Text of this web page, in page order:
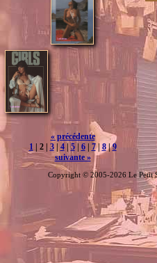
« précédente
1| 2 | 3| 4|5| 6| 7| 8|9
suivante »
Copyright © 2005-2026 Le Petit